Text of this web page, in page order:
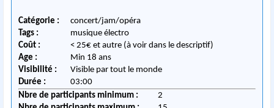
Catégorie :
concert/jam/opéra
Tags :
musique électro
Coût :
< 25€ et autre (à voir dans le descriptif)
Age :
Min 18 ans
Visibilité :
Visible par tout le monde
Durée :
03:00
Nbre de participants minimum :
2